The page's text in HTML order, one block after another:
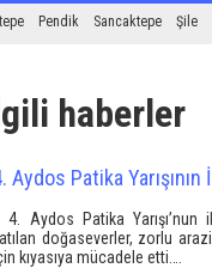
Pendik Sancaktepe Şile
haberler
Aydos Patika
4. Aydos Patika Yarışı’nun
doğaseverler, zorlu
kıyasıya mücadele etti….